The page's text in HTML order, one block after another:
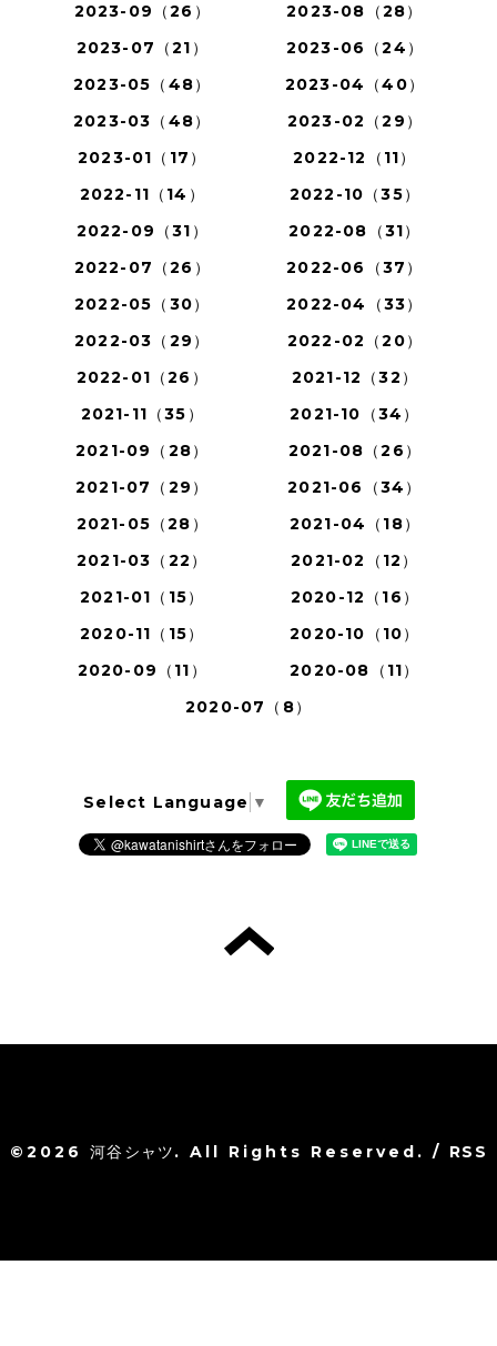
2023-09（26）
2023-08（28）
2023-07（21）
2023-06（24）
2023-05（48）
2023-04（40）
2023-03（48）
2023-02（29）
2023-01（17）
2022-12（11）
2022-11（14）
2022-10（35）
2022-09（31）
2022-08（31）
2022-07（26）
2022-06（37）
2022-05（30）
2022-04（33）
2022-03（29）
2022-02（20）
2022-01（26）
2021-12（32）
2021-11（35）
2021-10（34）
2021-09（28）
2021-08（26）
2021-07（29）
2021-06（34）
2021-05（28）
2021-04（18）
2021-03（22）
2021-02（12）
2021-01（15）
2020-12（16）
2020-11（15）
2020-10（10）
2020-09（11）
2020-08（11）
2020-07（8）
Select Language ▼
©2026河谷シャツ. All Rights Reserved. / RSS